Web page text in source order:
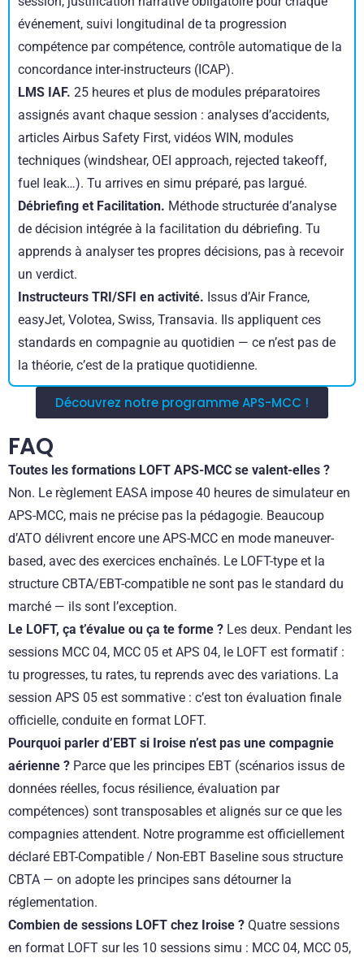
événement, suivi longitudinal de ta progression
compétence par compétence, contrôle automatique de la
concordance inter-instructeurs (ICAP).
LMS IAF. 25 heures et plus de modules préparatoires
assignés avant chaque session : analyses d’accidents,
articles Airbus Safety First, vidéos WIN, modules
techniques (windshear, OEI approach, rejected takeoff,
fuel leak…). Tu arrives en simu préparé, pas largué.
Débriefing et Facilitation. Méthode structurée d’analyse
de décision intégrée à la facilitation du débriefing. Tu
apprends à analyser tes propres décisions, pas à recevoir
un verdict.
Instructeurs TRI/SFI en activité. Issus d’Air France,
easyJet, Volotea, Swiss, Transavia. Ils appliquent ces
standards en compagnie au quotidien — ce n’est pas de
la théorie, c’est de la pratique quotidienne.
Découvrez notre programme APS-MCC !
FAQ
Toutes les formations LOFT APS-MCC se valent-elles ?
Non. Le règlement EASA impose 40 heures de simulateur en
APS-MCC, mais ne précise pas la pédagogie. Beaucoup
d’ATO délivrent encore une APS-MCC en mode maneuver-
based, avec des exercices enchaînés. Le LOFT-type et la
structure CBTA/EBT-compatible ne sont pas le standard du
marché — ils sont l’exception.
Le LOFT, ça t’évalue ou ça te forme ? Les deux. Pendant les
sessions MCC 04, MCC 05 et APS 04, le LOFT est formatif :
tu progresses, tu rates, tu reprends avec des variations. La
session APS 05 est sommative : c’est ton évaluation finale
officielle, conduite en format LOFT.
Pourquoi parler d’EBT si Iroise n’est pas une compagnie
aérienne ? Parce que les principes EBT (scénarios issus de
données réelles, focus résilience, évaluation par
compétences) sont transposables et alignés sur ce que les
compagnies attendent. Notre programme est officiellement
déclaré EBT-Compatible / Non-EBT Baseline sous structure
CBTA — on adopte les principes sans détourner la
réglementation.
Combien de sessions LOFT chez Iroise ? Quatre sessions
en format LOFT sur les 10 sessions simu : MCC 04, MCC 05,